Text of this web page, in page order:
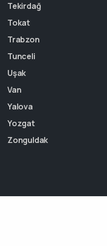
Tekirdağ
Tokat
Trabzon
Tunceli
Uşak
Van
Yalova
Yozgat
Zonguldak